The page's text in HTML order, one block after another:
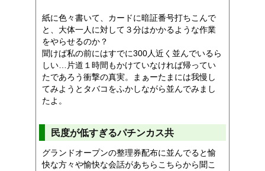
紙に色々書いて、カードに暗証番号打ちこんで
と、大体一人に対して３分はかかるような作業
をやらせるのか？
聞けば私の前にはすでに300人近く並んでいるら
しい…片道１時間もかけていなければ帰ってい
たであろう衝撃の真実。まぁーたまには我慢し
てみようとタバコをふかしながら並んでみまし
たよ。
民度が低すぎるパチンカス共
グランドオープンの整理券配布に並んでると愉
快な方々や愉快な会話があちらこちらから聞こ